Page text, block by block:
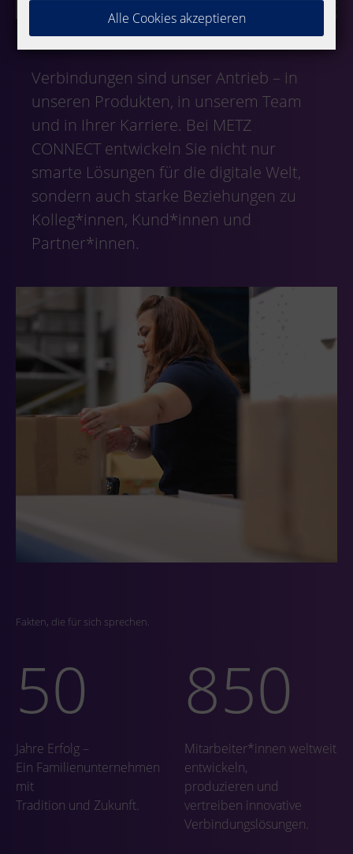
Verbindungen sind unser Antrieb – in
unseren Produkten, in unserem Team
und in Ihrer Karriere. Bei METZ
CONNECT entwickeln Sie nicht nur
smarte Lösungen für die digitale Welt,
sondern auch starke Beziehungen zu
Kolleg*innen, Kund*innen und
Partner*innen.
Fakten, die für sich sprechen.
50
Jahre Erfolg –
Ein Familienunternehmen
mit
Tradition und Zukunft.
850
Mitarbeiter*innen weltweit
entwickeln,
produzieren und
vertreiben innovative
Verbindungslösungen.
Alle Cookies akzeptieren